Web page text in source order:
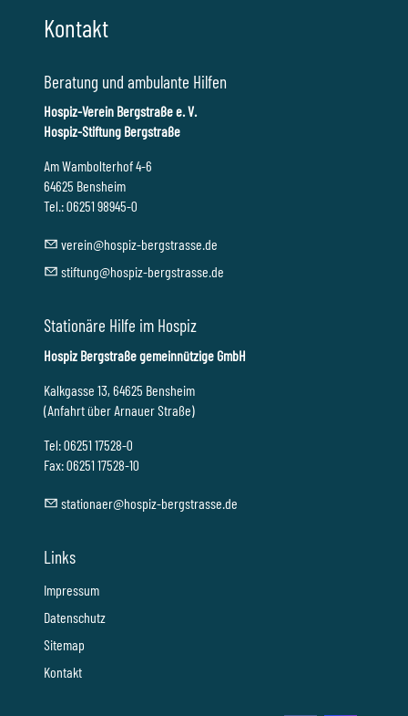
Kontakt
Beratung und ambulante Hilfen
Hospiz-Verein Bergstraße e. V.
Hospiz-Stiftung Bergstraße
Am Wambolterhof 4-6
64625 Bensheim
Tel.: 06251 98945-0
v r n h sp z-b rgstr ss d
stft ng h sp z-b rgstr ss d
Stationäre Hilfe im Hospiz
Hospiz Bergstraße gemeinnützige GmbH
Kalkgasse 13, 64625 Bensheim
(Anfahrt über Arnauer Straße)
Tel: 06251 17528-0
Fax: 06251 17528-10
st t n r h sp z-b rgstr ss d
Links
Impressum
Datenschutz
Sitemap
Kontakt